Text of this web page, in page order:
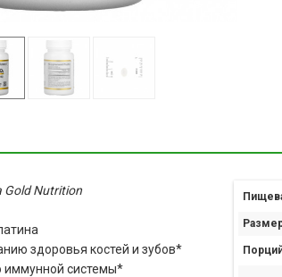
Gold Nutrition
здоровья костей и зубов*
иммунной системы*